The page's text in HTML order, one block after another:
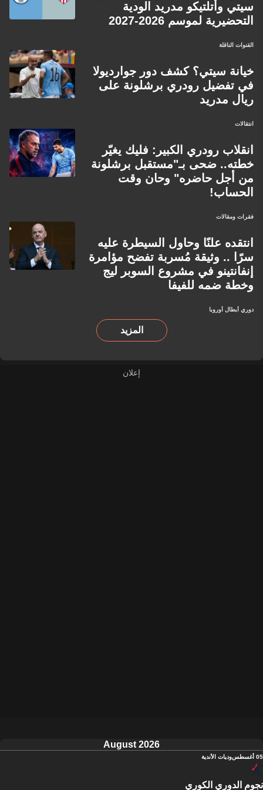
سيتي وأتلتيكو مدريد الودية
التحضيرية لموسم 2026-2027
القنوات الناقلة
خيانة سيتي؟ كشف دور جوارديولا
في تفضيل رودري برشلونة على
ريال مدريد
انتقالات
انقلاب رودري الكبير: فليك يغيّر
خطته.. ضحى بـ"مستقبل برشلونة
من أجل حاضره" وحان وقت
الحساب!
فقرات ومقالات
انتقده علنًا وحاول السيطرة عليه
سرًا .. وثيقة مُسربة تفضح مؤامرة
إنفانتينو في مشروع السوبر ليج
وخطة ضمه للفيفا
دوري أبطال أوروبا
المزيد
August 2026
05 أغسطس وديات الأندية
نجوم الدوري الكوري